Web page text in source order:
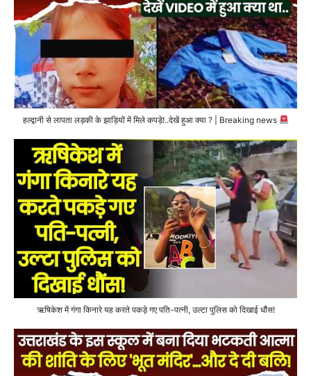
हल्द्वानी से लापता लड़की के झाड़ियों में मिले कपड़े!..देखें हुआ क्या ? | Breaking news
ऋषिकेश में गंगा किनारे यह करते पकड़े गए पति-पत्नी, उल्टा पुलिस को दिखाई धौंस!